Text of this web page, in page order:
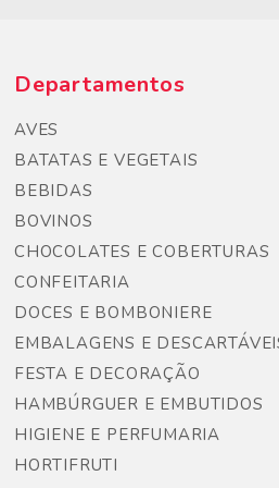
Departamentos
AVES
BATATAS E VEGETAIS
BEBIDAS
BOVINOS
CHOCOLATES E COBERTURAS
CONFEITARIA
DOCES E BOMBONIERE
EMBALAGENS E
FESTA E DECORAÇÃO
HAMBÚRGUER E EMBUTIDOS
HIGIENE E PERFUMARIA
HORTIFRUTI